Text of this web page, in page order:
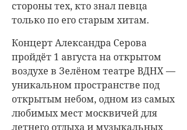
стороны тех, кто знал певца
только по его старым хитам.
Концерт Александра Серова
пройдёт 1 августа на открытом
воздухе в Зелёном театре ВДНХ —
уникальном пространстве под
открытым небом, одном из самых
любимых мест москвичей для
летнего отдыха и музыкальных